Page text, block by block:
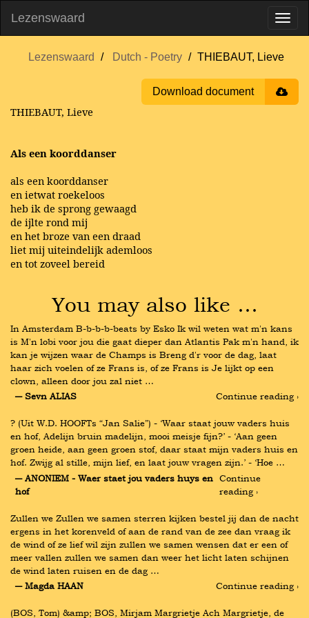
Lezenswaard
Lezenswaard Dutch - Poetry THIEBAUT, Lieve
Download document
THIEBAUT, Lieve
Als een koorddanser
als een koorddanser
en ietwat roekeloos
heb ik de sprong gewaagd
de ijlte rond mij
en het broze van een draad
liet mij uiteindelijk ademloos
en tot zoveel bereid
You may also like …
In Amsterdam B-b-b-b-beats by Esko Ik wil weten wat m'n kans
is M'n lobi voor jou die gaat dieper dan Atlantis Pak m'n hand, ik
kan je wijzen waar de Champs is Breng d'r voor de dag, laat
haar zich voelen of ze Frans is, of ze Frans is Je lijkt op een
clown, alleen door jou zal niet …
― Sevn ALIAS
Continue reading ›
? (Uit W.D. HOOFTs “Jan Salie”) - ‘Waar staat jouw vaders huis
en hof, Adelijn bruin madelijn, mooi meisje fijn?’ - ‘Aan geen
groen heide, aan geen groen stof, daar staat mijn vaders huis en
hof. Zwijg al stille, mijn lief, en laat jouw vragen zijn.’ - ‘Hoe …
― ANONIEM - Waer staet jou vaders huys en
hof
Continue
reading ›
Zullen we Zullen we samen sterren kijken bestel jij dan de nacht
ergens in het korenveld of aan de rand van de zee dan vraag ik
de wind of ze lief wil zijn zullen we samen wensen dat er een of
meer vallen zullen we samen dan weer het licht laten schijnen
de wind laten ruisen en de dag …
― Magda HAAN
Continue reading ›
(BOS, Tom) &amp; BOS, Mirjam Margrietje Ach Margrietje, de